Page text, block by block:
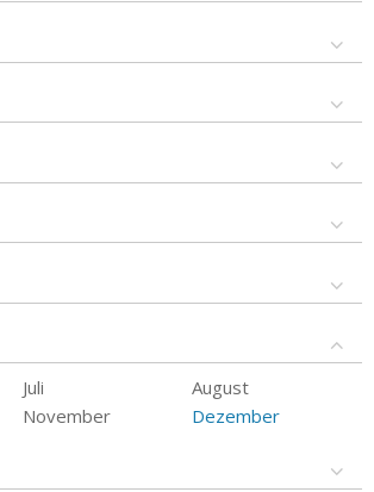
Juli
August
November Dezember